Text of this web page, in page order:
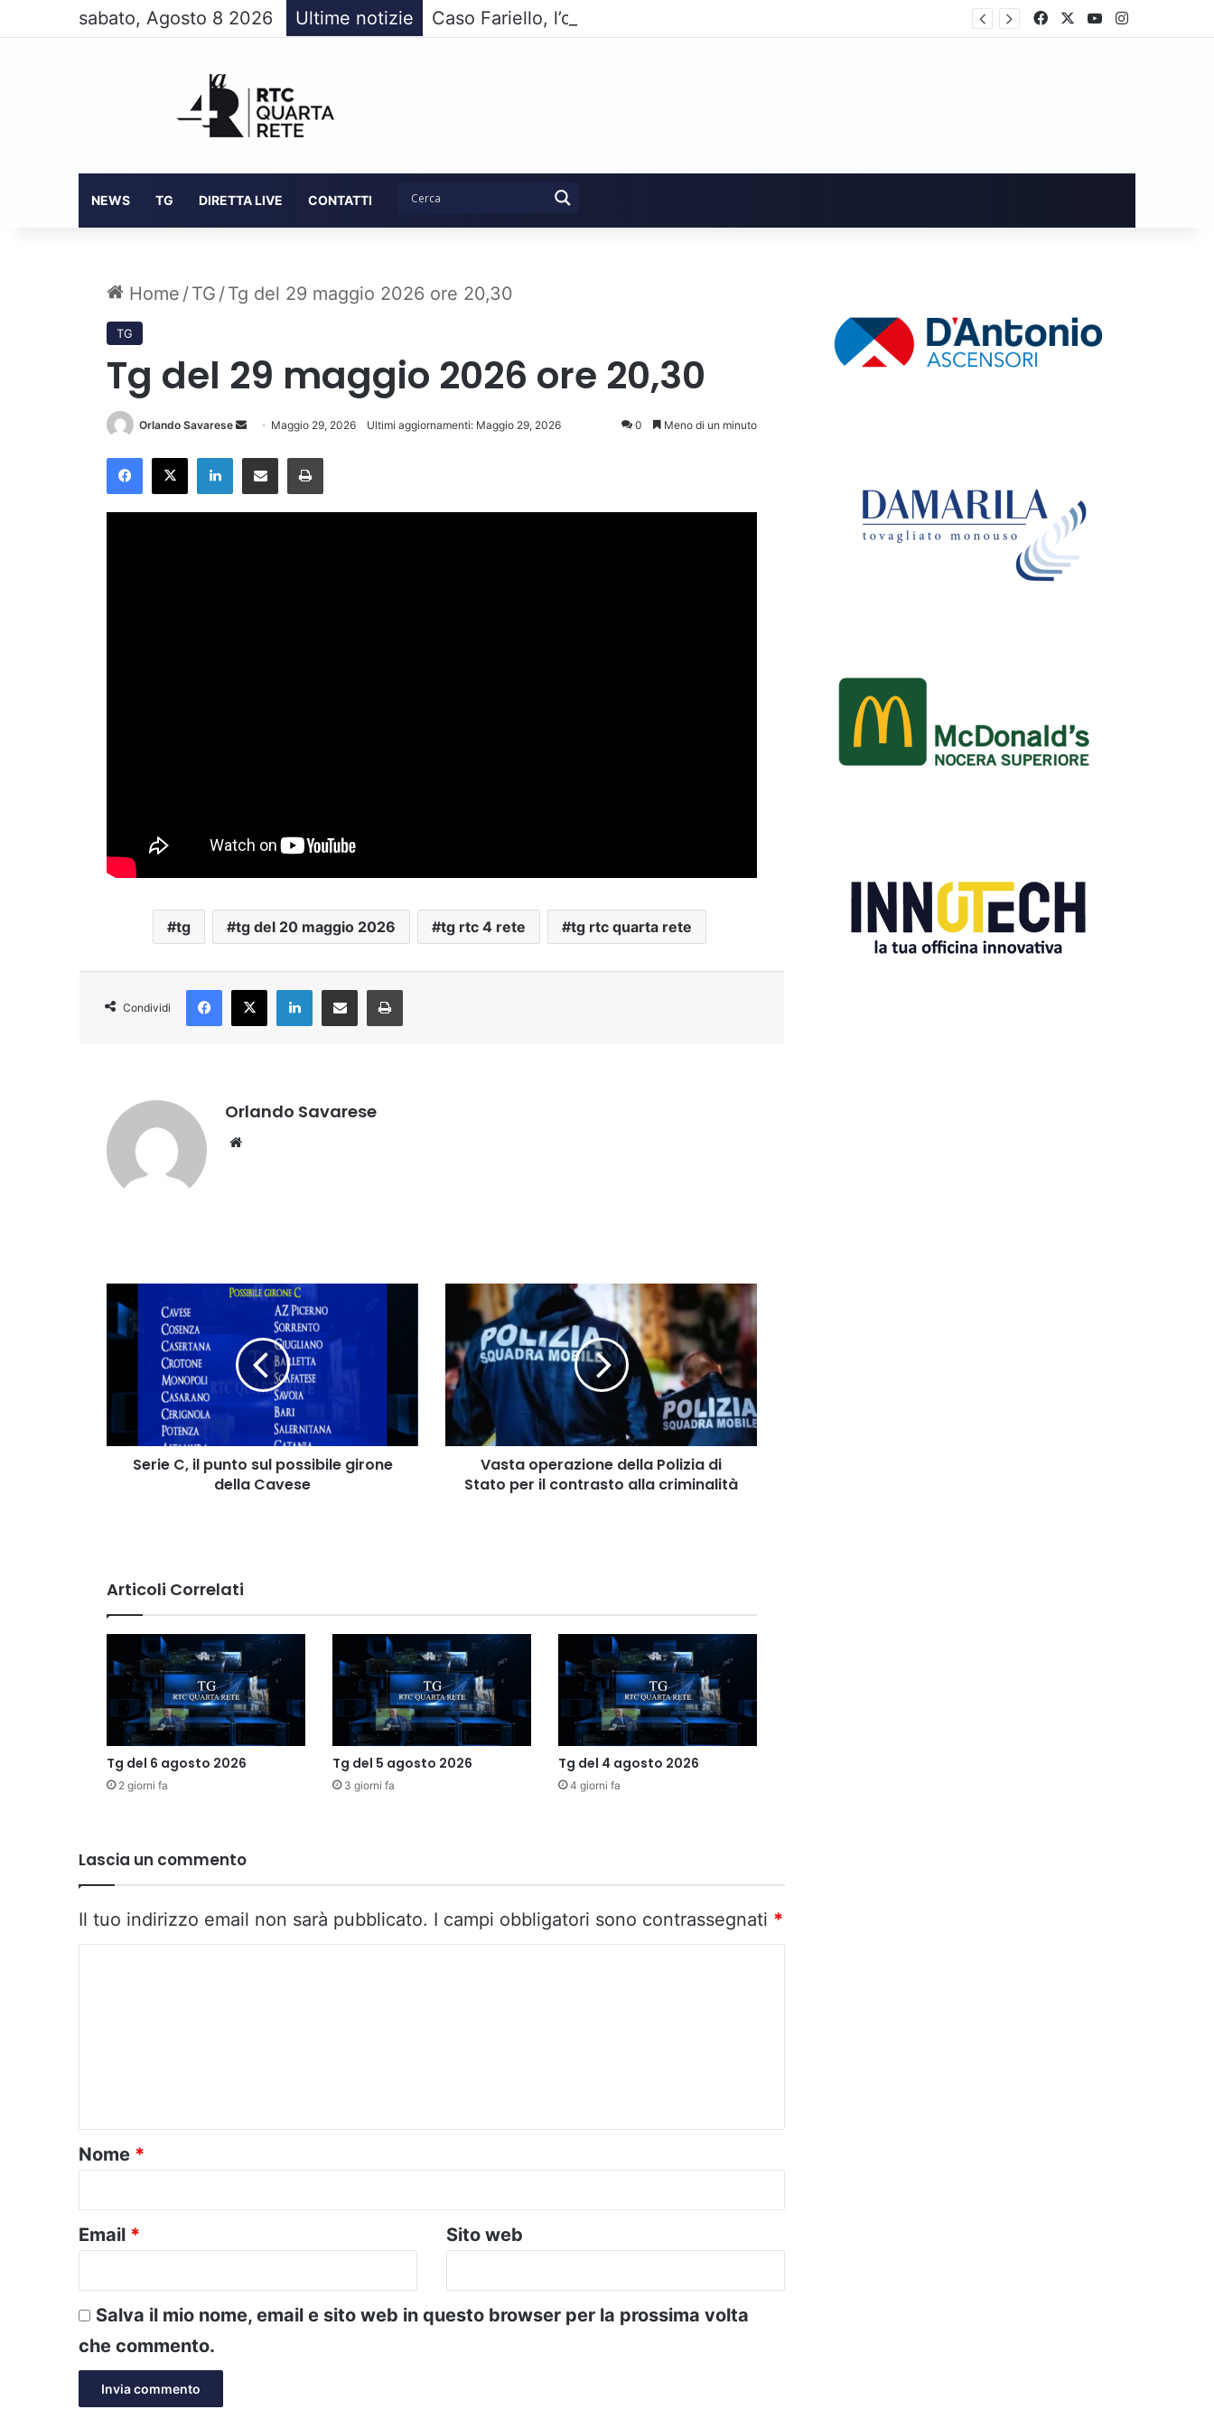
sabato, Agosto 8 2026 Ultime notizie Caso Fariello, l’opposizione compatta non partecipa al voto FacebookYou TubeInstagram
NEWS TG DIRETTA LIVE CONTATTI
Home /TG /Tg del 29 maggio 2026 ore 20,30
TG
Tg del 29 maggio 2026 ore 20,30
Orlando Savarese
Invia Maggio 29, 2026 Ultimi aggiornamenti: Maggio 29, 2026 0 Meno di un minuto
Facebook
X LinkedIn
Condividi via EmailStampa
tg tg del 20 maggio 2026 tg rtc 4 rete tg rtc quarta rete
Condividi
Facebook
X LinkedIn
Condividi via EmailStampa
Orlando Savarese
C,
il
possibile
Cavese
Serie C, il punto sul possibile girone
della Cavese
Vasta
operazione
della
Polizia
di
Stato
per
il
contrasto
criminalità
Vasta operazione della Polizia di
Stato per il contrasto alla criminalità
Articoli Correlati
Tg del 6 agosto 2026
2 giorni fa
Tg del 5 agosto 2026
3 giorni fa
Tg del 4 agosto 2026
4 giorni fa
Lascia un commento
Il tuo indirizzo email non sarà pubblicato. I campi obbligatori sono contrassegnati *
o
*
Nome *
Email * Sito web
Salva il mio nome, email e sito web in questo browser per la prossima volta
che commento.